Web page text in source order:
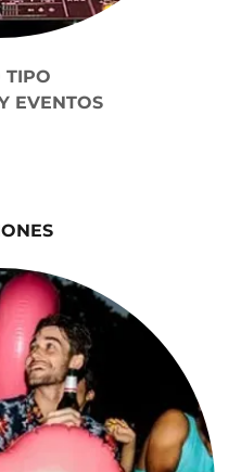
TIPO
EVENTOS